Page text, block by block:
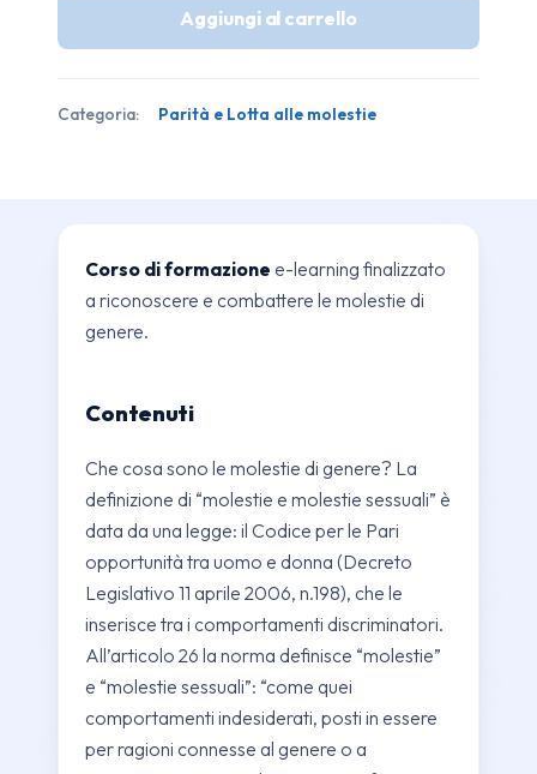
quantità
Aggiungi al carrello
Categoria: Parità e Lotta alle molestie
Corso di formazione e-learning finalizzato
a riconoscere e combattere le molestie di
genere.
Contenuti
Che cosa sono le molestie di genere? La
definizione di “molestie e molestie sessuali” è
data da una legge: il Codice per le Pari
opportunità tra uomo e donna (Decreto
Legislativo 11 aprile 2006, n.198), che le
inserisce tra i comportamenti discriminatori.
All’articolo 26 la norma definisce “molestie”
e “molestie sessuali”: “come quei
comportamenti indesiderati, posti in essere
per ragioni connesse al genere o a